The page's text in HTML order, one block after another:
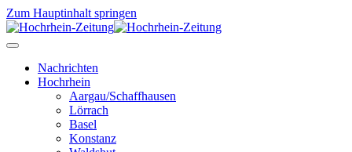
Zum Hauptinhalt springen
Nachrichten
Hochrhein
Aargau/Schaffhausen
Lörrach
Basel
Konstanz